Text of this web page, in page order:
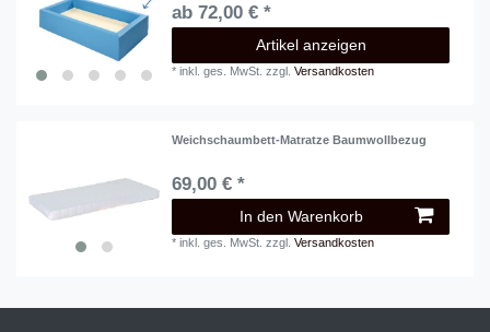
ab 72,00 € *
Artikel anzeigen
*inkl. ges. MwSt. zzgl.Versandkosten
Weichschaumbett-Matratze Baumwollbezug
69,00 € *
In den Warenkorb
*inkl. ges. MwSt. zzgl.Versandkosten